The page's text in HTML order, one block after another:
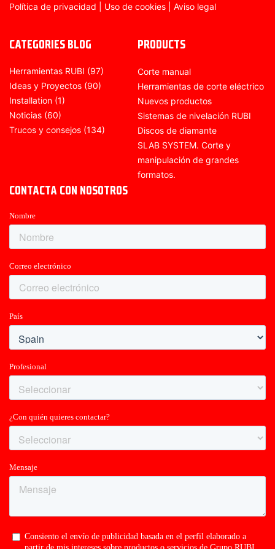
Política de privacidad Uso de cookies Aviso legal
CATEGORIES BLOG
Herramientas RUBI (97)
Ideas y Proyectos (90)
Installation (1)
Noticias (60)
Trucos y consejos (134)
PRODUCTS
Corte manual
Herramientas de corte eléctrico
Nuevos productos
Sistemas de nivelación RUBI
Discos de diamante
SLAB SYSTEM. Corte y
manipulación de grandes
formatos.
CONTACTA CON NOSOTROS